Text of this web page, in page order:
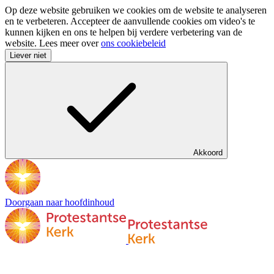
Op deze website gebruiken we cookies om de website te analyseren
en te verbeteren. Accepteer de aanvullende cookies om video's te
kunnen kijken en ons te helpen bij verdere verbetering van de
website. Lees meer overons cookiebeleid
Liever niet
Akkoord
Doorgaan naar hoofdinhoud